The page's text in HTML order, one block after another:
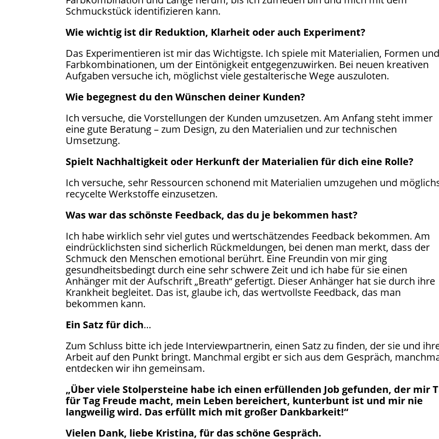
Schmuckstück identifizieren kann.
Wie wichtig ist dir Reduktion, Klarheit oder auch Experiment?
Das Experimentieren ist mir das Wichtigste. Ich spiele mit Materialien, Formen
Farbkombinationen, um der Eintönigkeit entgegenzuwirken. Bei neuen kreativen
Aufgaben versuche ich, möglichst viele gestalterische Wege auszuloten.
Wie begegnest du den Wünschen deiner Kunden?
Ich versuche, die Vorstellungen der Kunden umzusetzen. Am Anfang steht immer
eine gute Beratung – zum Design, zu den Materialien und zur technischen
Umsetzung.
Spielt Nachhaltigkeit oder Herkunft der Materialien für dich eine Rolle?
Ich versuche, sehr Ressourcen schonend mit Materialien umzugehen und
recycelte Werkstoffe einzusetzen.
Was war das schönste Feedback, das du je bekommen hast?
Ich habe wirklich sehr viel gutes und wertschätzendes Feedback bekommen. Am
eindrücklichsten sind sicherlich Rückmeldungen, bei denen man merkt, dass der
Schmuck den Menschen emotional berührt. Eine Freundin von mir ging
gesundheitsbedingt durch eine sehr schwere Zeit und ich habe für sie einen
Anhänger mit der Aufschrift „Breath“ gefertigt. Dieser Anhänger hat sie durch ihre
Krankheit begleitet. Das ist, glaube ich, das wertvollste Feedback, das man
bekommen kann.
Ein Satz für dich…
Zum Schluss bitte ich jede Interviewpartnerin, einen Satz zu finden, der sie und
Arbeit auf den Punkt bringt. Manchmal ergibt er sich aus dem Gespräch,
entdecken wir ihn gemeinsam.
„Über viele Stolpersteine habe ich einen erfüllenden Job gefunden, der mir
für Tag Freude macht, mein Leben bereichert, kunterbunt ist und mir nie
langweilig wird. Das erfüllt mich mit großer Dankbarkeit!“
Vielen Dank, liebe Kristina, für das schöne Gespräch.